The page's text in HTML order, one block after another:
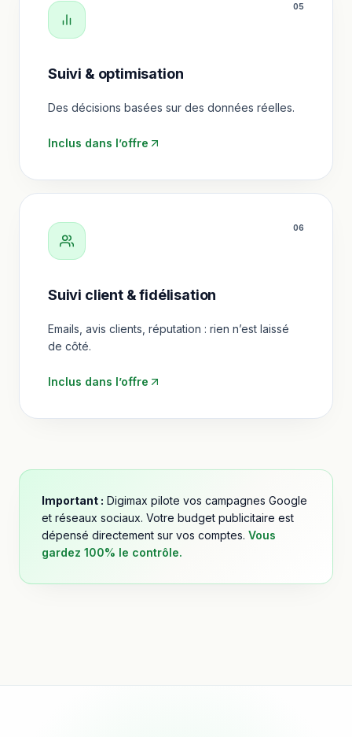
05
Suivi & optimisation
Des décisions basées sur des données réelles.
Inclus dans l’offre
06
Suivi client & fidélisation
Emails, avis clients, réputation : rien n’est laissé
de côté.
Inclus dans l’offre
Important : Digimax pilote vos campagnes Google
et réseaux sociaux. Votre budget publicitaire est
dépensé directement sur vos comptes. Vous
gardez 100% le contrôle.